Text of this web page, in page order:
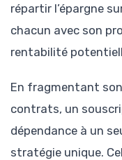
répartir l’épargne
chacun avec son
rentabilité
En fragmentant
contrats, un
dépendance à un
stratégie unique.